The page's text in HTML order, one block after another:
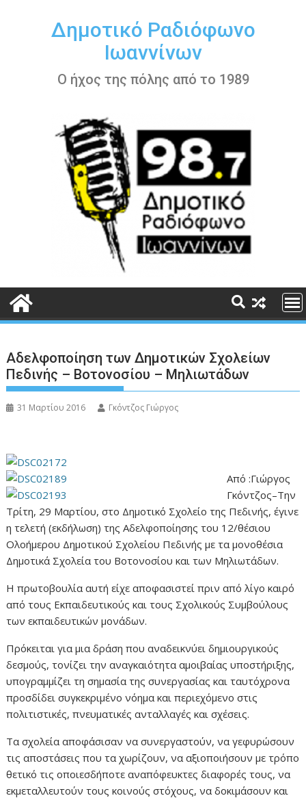
περιεχόμενοΔημοτικό Ραδιόφωνο
Ιωαννίνων
Ο ήχος της πόλης από το 1989
Αδελφοποίηση των Δημοτικών Σχολείων
Πεδινής – Βοτονοσίου – Μηλιωτάδων
31 Μαρτίου 2016 Γκόντζος Γιώργος
Από :Γιώργος
Γκόντζος–Την
Τρίτη, 29 Μαρτίου, στο Δημοτικό Σχολείο της Πεδινής, έγινε
η τελετή (εκδήλωση) της Αδελφοποίησης του 12/θέσιου
Ολοήμερου Δημοτικού Σχολείου Πεδινής με τα μονοθέσια
Δημοτικά Σχολεία του Βοτονοσίου και των Μηλιωτάδων.
Η πρωτοβουλία αυτή είχε αποφασιστεί πριν από λίγο καιρό
από τους Εκπαιδευτικούς και τους Σχολικούς Συμβούλους
των εκπαιδευτικών μονάδων.
Πρόκειται για μια δράση που αναδεικνύει δημιουργικούς
δεσμούς, τονίζει την αναγκαιότητα αμοιβαίας υποστήριξης,
υπογραμμίζει τη σημασία της συνεργασίας και ταυτόχρονα
προσδίδει συγκεκριμένο νόημα και περιεχόμενο στις
πολιτιστικές, πνευματικές ανταλλαγές και σχέσεις.
Τα σχολεία αποφάσισαν να συνεργαστούν, να γεφυρώσουν
τις αποστάσεις που τα χωρίζουν, να αξιοποιήσουν με τρόπο
θετικό τις οποιεσδήποτε αναπόφευκτες διαφορές τους, να
εκμεταλλευτούν τους κοινούς στόχους, να δοκιμάσουν και